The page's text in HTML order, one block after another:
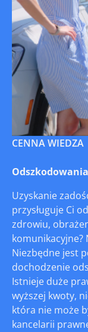
CENNA WIEDZA
Uzyskanie
przysługuje Ci
zdrowiu,
komunikacyjne?
Niezbędne jest
dochodzenie
Istnieje duże
wyższej kwoty,
która nie może
kancelarii